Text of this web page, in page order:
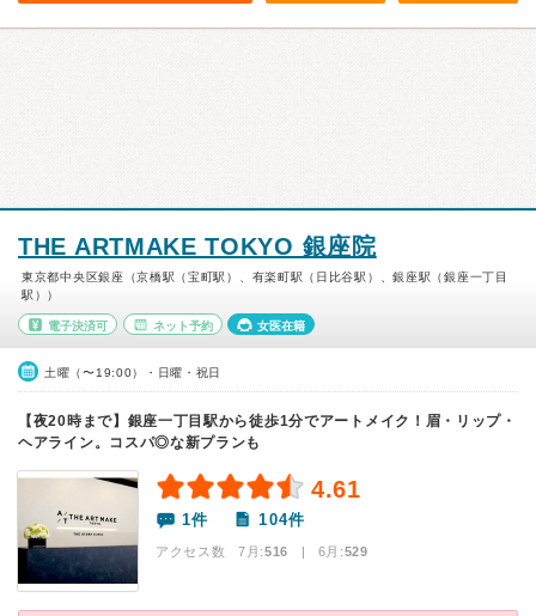
THE ARTMAKE TOKYO 銀座院
東京都中央区銀座（京橋駅（宝町駅）、有楽町駅（日比谷駅）、銀座駅（銀座一丁目
駅））
電子決済可 ネット予約 女医在籍
土曜（〜19:00）・日曜・祝日
【夜20時まで】銀座一丁目駅から徒歩1分でアートメイク！眉・リップ・
ヘアライン。コスパ◎な新プランも
4.61
1件 104件
アクセス数 7月:516 | 6月:529